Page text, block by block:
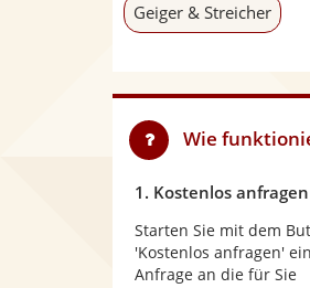
Geiger & Streicher
Wie
1. Kostenlos anfragen
Starten Sie mit dem
'Kostenlos anfragen'
Anfrage an die für Sie